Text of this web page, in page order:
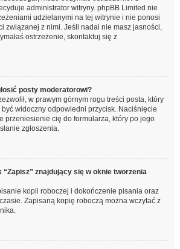
administrator witryny. phpBB Limited nie
udzielanymi na tej witrynie i nie ponosi
związanej z nimi. Jeśli nadal nie masz jasności,
ostrzeżenie, skontaktuj się z
posty moderatorowi?
w prawym górnym rogu treści posta, który
być widoczny odpowiedni przycisk. Naciśnięcie
przeniesienie cię do formularza, który po jego
zgłoszenia.
“Zapisz” znajdujący się w oknie tworzenia
kopii roboczej i dokończenie pisania oraz
Zapisaną kopię roboczą można wczytać z